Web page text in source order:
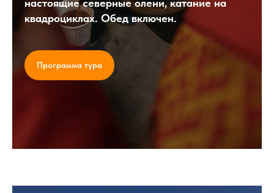
настоящие северные олени, катание на
квадроциклах. Обед включен.
Программа тура